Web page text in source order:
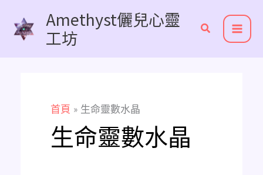
Amethyst儷兒心靈
工坊
首頁 生命靈數水晶
生命靈數水晶